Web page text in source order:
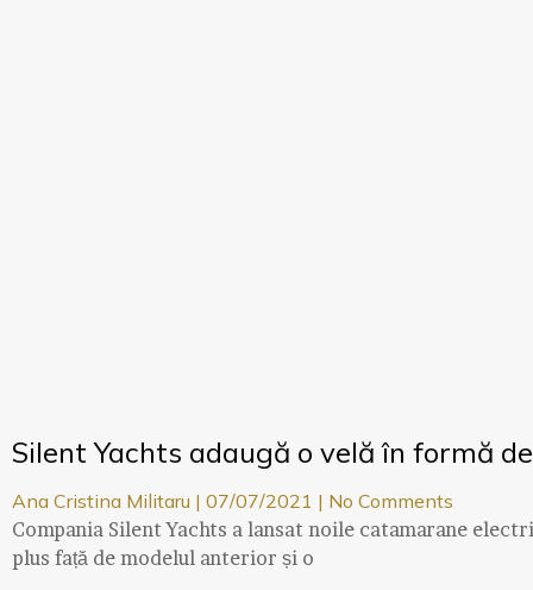
Silent Yachts adaugă o velă în formă
Ana Cristina Militaru 07/07/2021
No Comments
Compania Silent Yachts a lansat noile catamarane
plus față de modelul anterior și o